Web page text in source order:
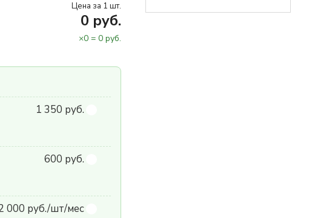
Цена за 1 шт.
0 руб.
×0 = 0 руб.
1 350 руб.
600 руб.
000 руб./шт/мес